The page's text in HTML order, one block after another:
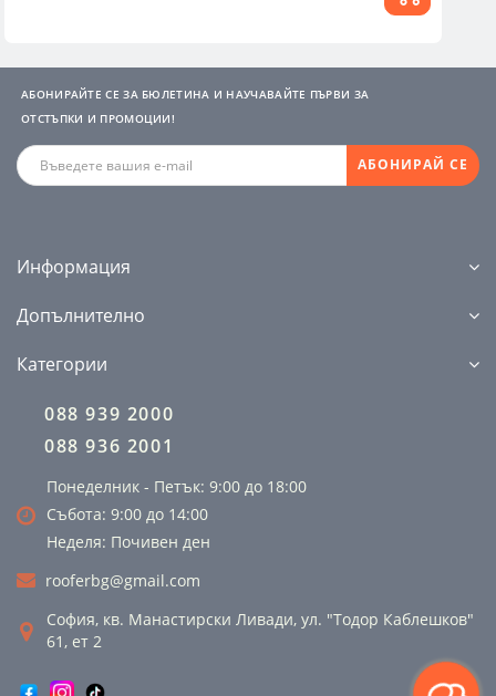
АБОНИРАЙТЕ СЕ ЗА БЮЛЕТИНА И НАУЧАВАЙТЕ ПЪРВИ ЗА
ОТСТЪПКИ И ПРОМОЦИИ!
АБОНИРАЙ СЕ
Информация
Допълнително
Категории
088 939 2000
088 936 2001
Понеделник - Петък: 9:00 до 18:00
Събота: 9:00 до 14:00
Неделя: Почивен ден
rooferbg@gmail.com
София, кв. Манастирски Ливади, ул. "Тодор Каблешков"
61, ет 2